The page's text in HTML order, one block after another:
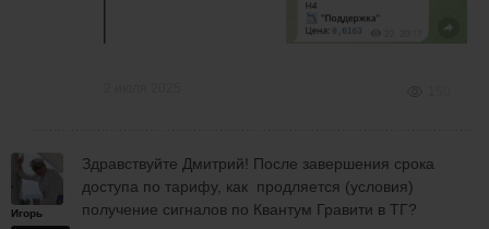
Игорь
Здравствуйте Дмитрий! После завершения срока
доступа по тарифу, как продляется (условия)
получение сигналов по Квантум Гравити в ТГ?